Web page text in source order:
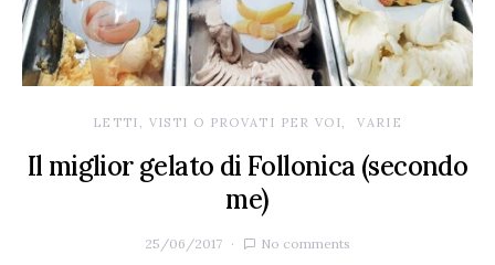
LETTI, VISTI O PROVATI PER VOI VARIE
Il miglior gelato di Follonica (secondo
me)
25/06/2017 No comments